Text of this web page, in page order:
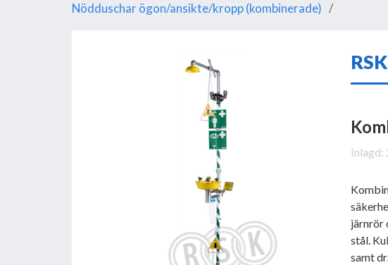
Nödduschar ögon/ansikte/kropp (kombinerade)
järnrör
stål.
samt